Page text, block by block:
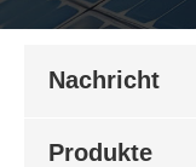
Nachricht
Produkte